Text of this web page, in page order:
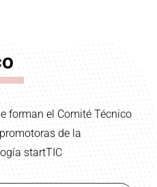
forman el Comité Técnico
de la
startTIC